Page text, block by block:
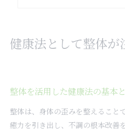
整体で身体バランス
整体健康法で感じる
整体施術後の自然治
自然治癒力を高める整体
健康法として整体が
整体を活用した健康法の基本
整体は、身体の歪みを整えること
癒力を引き出し、不調の根本改善